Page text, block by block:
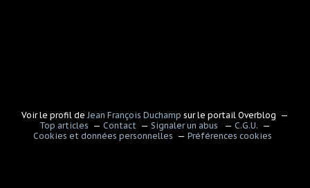
Voir le profil de Jean François Duchamp sur le portail Overblog
Top articles
Contact Signaler un abus
C.G.U.
Cookies et données personnelles
Préférences cookies